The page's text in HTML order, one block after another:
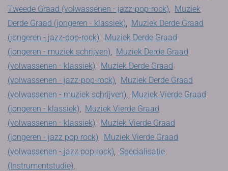
Tweede Graad (volwassenen - jazz-pop-rock), Muziek
Derde Graad (jongeren - klassiek), Muziek Derde Graad
(jongeren - jazz-pop-rock), Muziek Derde Graad
(jongeren - muziek schrijven), Muziek Derde Graad
(volwassenen - klassiek), Muziek Derde Graad
(volwassenen - jazz-pop-rock), Muziek Derde Graad
(volwassenen - muziek schrijven), Muziek Vierde Graad
(jongeren - klassiek), Muziek Vierde Graad
(volwassenen - klassiek), Muziek Vierde Graad
(jongeren - jazz pop rock), Muziek Vierde Graad
(volwassenen - jazz pop rock), Specialisatie
(Instrumentstudie),